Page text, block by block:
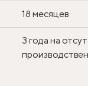
18 месяцев
3 года на